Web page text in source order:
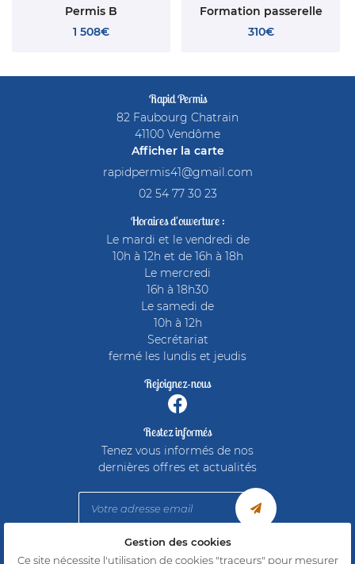
Permis B
1 508€
Formation passerelle
310€
Rapid Permis
82 Faubourg Chatrain
41100 Vendôme
Afficher la carte
02 54 77 30 23
Horaires d'ouverture :
Le mardi et le vendredi de
10h à 12h et de 16h à 18h
Le mercredi
16h à 18h30
Le samedi de
10h à 12h
Secrétariat
fermé les lundis et jeudis
Rejoignez-nous
Restez informés
Tenez vous informés de nos
dernières offres et actualités
Mentions Légales
Gestion des cookies
Ce site nécessite l'utilisation de cookies "traceurs" pour mesurer